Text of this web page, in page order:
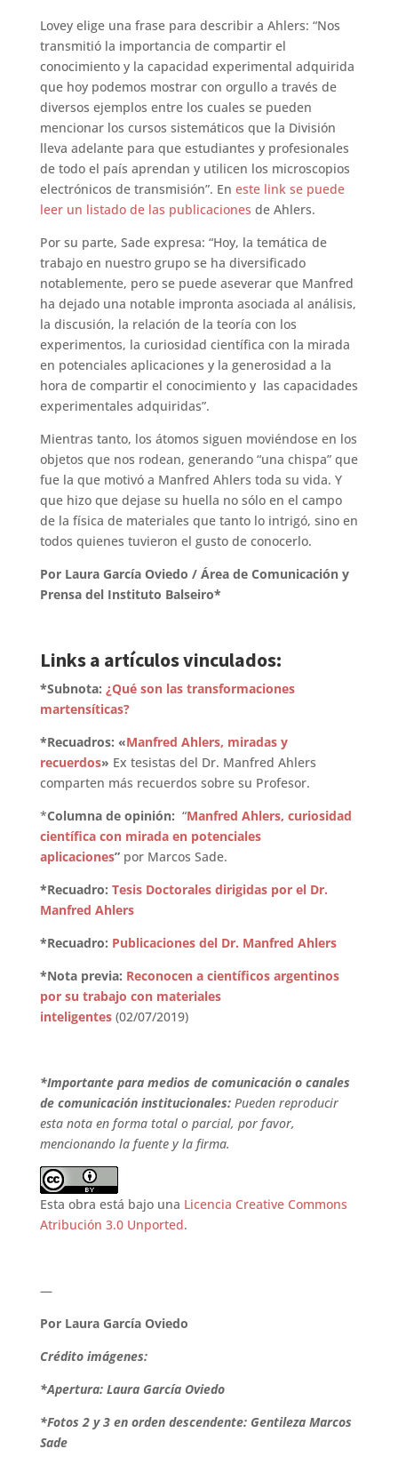
Lovey elige una frase para describir a Ahlers: “Nos
transmitió la importancia de compartir el
conocimiento y la capacidad experimental adquirida
que hoy podemos mostrar con orgullo a través de
diversos ejemplos entre los cuales se pueden
mencionar los cursos sistemáticos que la División
lleva adelante para que estudiantes y profesionales
de todo el país aprendan y utilicen los microscopios
electrónicos de transmisión”. En este link se puede
leer un listado de las publicaciones de Ahlers.
Por su parte, Sade expresa: “Hoy, la temática de
trabajo en nuestro grupo se ha diversificado
notablemente, pero se puede aseverar que Manfred
ha dejado una notable impronta asociada al análisis,
la discusión, la relación de la teoría con los
experimentos, la curiosidad científica con la mirada
en potenciales aplicaciones y la generosidad a la
hora de compartir el conocimiento y las capacidades
experimentales adquiridas”.
Mientras tanto, los átomos siguen moviéndose en los
objetos que nos rodean, generando “una chispa” que
fue la que motivó a Manfred Ahlers toda su vida. Y
que hizo que dejase su huella no sólo en el campo
de la física de materiales que tanto lo intrigó, sino en
todos quienes tuvieron el gusto de conocerlo.
Por Laura García Oviedo / Área de Comunicación y
Prensa del Instituto Balseiro*
Links a artículos vinculados:
*Subnota: ¿Qué son las transformaciones
martensíticas?
*Recuadros: «Manfred Ahlers, miradas y
recuerdos» Ex tesistas del Dr. Manfred Ahlers
comparten más recuerdos sobre su Profesor.
*Columna de opinión: “Manfred Ahlers, curiosidad
científica con mirada en potenciales
aplicaciones”por Marcos Sade.
*Recuadro: Tesis Doctorales dirigidas por el Dr.
Manfred Ahlers
*Recuadro: Publicaciones del Dr. Manfred Ahlers
*Nota previa: Reconocen a científicos argentinos
por su trabajo con materiales
inteligentes (02/07/2019)
*Importante para medios de comunicación o canales
de comunicación institucionales: Pueden reproducir
esta nota en forma total o parcial, por favor,
mencionando la fuente y la firma.
Esta obra está bajo una Licencia Creative Commons
Atribución 3.0 Unported.
—
Por Laura García Oviedo
Crédito imágenes:
*Apertura: Laura García Oviedo
*Fotos 2 y 3 en orden descendente: Gentileza Marcos
Sade